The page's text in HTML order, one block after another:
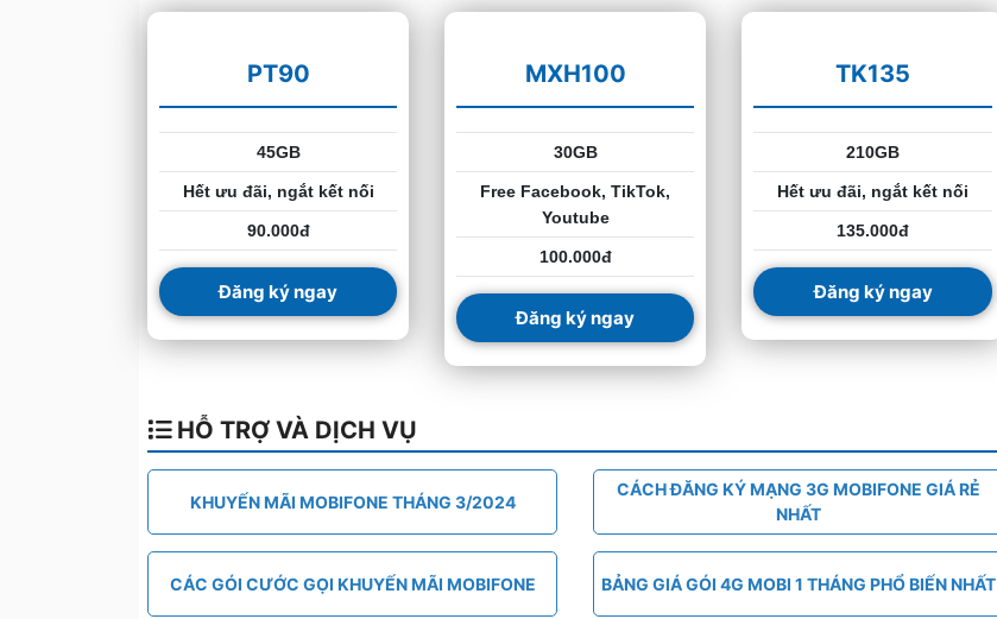
PT90
45GB
Hết ưu đãi, ngắt kết nối
90.000đ
Đăng ký ngay
MXH100
30GB
Free Facebook, TikTok,
Youtube
100.000đ
Đăng ký ngay
TK135
210GB
Hết ưu đãi, ngắt kết nối
135.000đ
Đăng ký ngay
HỖ TRỢ VÀ DỊCH VỤ
KHUYẾN MÃI MOBIFONE THÁNG 3/2024
CÁCH ĐĂNG KÝ MẠNG 3G MOBIFONE GIÁ RẺ
NHẤT
CÁC GÓI CƯỚC GỌI KHUYẾN MÃI MOBIFONE BẢNG GIÁ GÓI 4G MOBI 1 THÁNG PHỔ BIẾN NHẤT